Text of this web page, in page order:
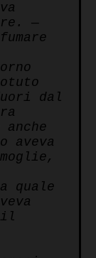
—
dal
aveva
quale
il